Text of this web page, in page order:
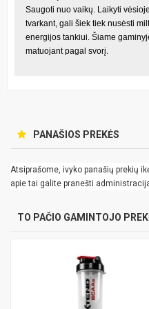
Saugoti nuo vaikų. Laikyti
tvarkant, gali šiek tiek nusėsti
energijos tankiui. Šiame
matuojant pagal svorį.
PANAŠIOS PREKĖS
Atsiprašome, ivyko panašių prekių
apie tai galite pranešti
TO PAČIO GAMINTOJO